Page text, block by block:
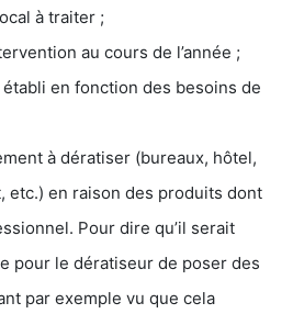
à traiter ;
au cours de l’année ;
en fonction des besoins de
à dératiser (bureaux, hôtel,
etc.) en raison des produits dont
Pour dire qu’il serait
pour le dératiseur de poser des
par exemple vu que cela